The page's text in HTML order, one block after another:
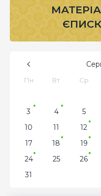
Пн Вт Ср
3
4 5
10
11 12
17
18 19
24
25 26
31